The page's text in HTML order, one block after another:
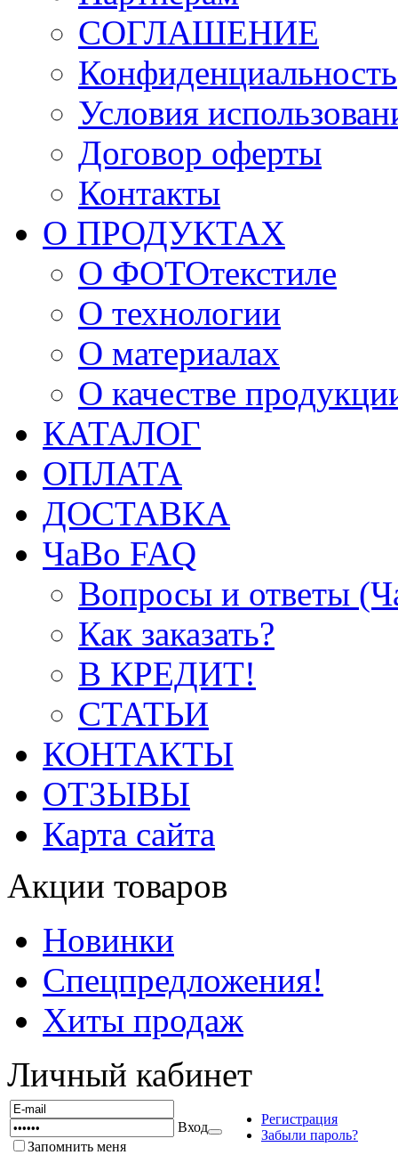
СОГЛАШЕНИЕ
Конфиденциальность
Условия
Договор оферты
Контакты
О ПРОДУКТАХ
О ФОТОтекстиле
О технологии
О материалах
О качестве
КАТАЛОГ
ОПЛАТА
ДОСТАВКА
ЧаВо FAQ
Вопросы и ответы
Как заказать?
В КРЕДИТ!
СТАТЬИ
КОНТАКТЫ
ОТЗЫВЫ
Карта сайта
Акции товаров
Новинки
Спецпредложения!
Хиты продаж
Личный кабинет
Запомнить меня
Вход
Регистрация
Забыли пароль?